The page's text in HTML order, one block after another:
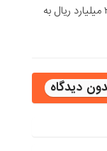
هایی در بخش روستایی و شهری با اعتبار ۳۵۰ میلیارد ریال به